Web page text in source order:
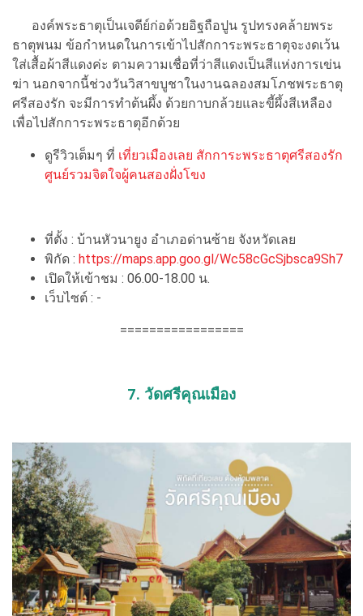
องค์พระธาตุเป็นเจดีย์ก่อด้วยอิฐถือปูน รูปทรงคล้ายพระ
ธาตุพนม ข้อกำหนดในการเข้าไปสักการะพระธาตุจะงดเว้น
ใส่เสื้อผ้าสีแดงค่ะ ตามความเชื่อที่ว่าสีแดงเป็นสีแห่งการเข่น
ฆ่า นอกจากนี้ช่วงวันวิสาขบูชาในงานฉลองสมโภชพระธาตุ
ศรีสองรัก จะมีการทำต้นผึ้ง ด้วยกาบกล้วยและขี้ผึ้งสีเหลือง
เพื่อไปสักการะพระธาตุอีกด้วย
ดูรีวิวเต็มๆ ที่ เที่ยวเมืองเลย สักการะพระธาตุศรีสองรัก
ศูนย์รวมจิตใจผู้คนสองฝั่งโขง
ที่ตั้ง : บ้านหัวนายูง อำเภอด่านซ้าย จังหวัดเลย
พิกัด : https://maps.app.goo.gl/Wc58cGcSjbsca9Sh7
เปิดให้เข้าชม : 06.00-18.00 น.
เว็บไซต์ : -
=================
7. วัดศรีคุณเมือง